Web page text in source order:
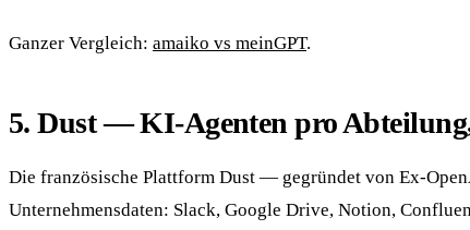
Ganzer Vergleich: amaiko vs meinGPT.
5. Dust — KI-Agenten pro
Die französische Plattform Dust — gegründet von Ex-
Unternehmensdaten: Slack, Google Drive, Notion,